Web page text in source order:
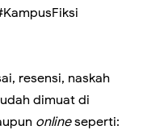
resensi, naskah
dimuat di
onlineseperti: